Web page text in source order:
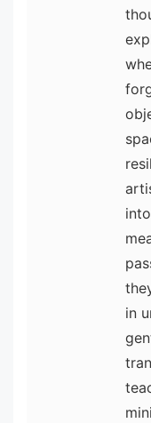
in